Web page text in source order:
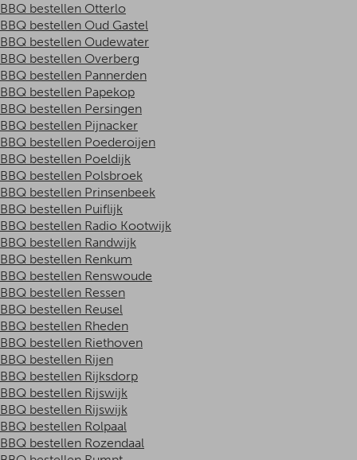
BBQ bestellen Otterlo
BBQ bestellen Oud Gastel
BBQ bestellen Oudewater
BBQ bestellen Overberg
BBQ bestellen Pannerden
BBQ bestellen Papekop
BBQ bestellen Persingen
BBQ bestellen Pijnacker
BBQ bestellen Poederoijen
BBQ bestellen Poeldijk
BBQ bestellen Polsbroek
BBQ bestellen Prinsenbeek
BBQ bestellen Puiflijk
BBQ bestellen Radio Kootwijk
BBQ bestellen Randwijk
BBQ bestellen Renkum
BBQ bestellen Renswoude
BBQ bestellen Ressen
BBQ bestellen Reusel
BBQ bestellen Rheden
BBQ bestellen Riethoven
BBQ bestellen Rijen
BBQ bestellen Rijksdorp
BBQ bestellen Rijswijk
BBQ bestellen Rijswijk
BBQ bestellen Rolpaal
BBQ bestellen Rozendaal